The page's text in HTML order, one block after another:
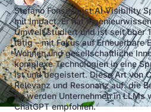
Stefano Fonseca ist AI Visibility
mit Impact. Er hat
Umwelt studiert und ist seit über
tätig – mit Fokus auf Erneuerbare
Wohnen und gesellschaftliche
komplexe Technologien in eine
ist und begeistert. Diese Art von
Relevanz und Resonanz auf: die
So werden Unternehmen in LLMs
ChatGPT empfohlen.